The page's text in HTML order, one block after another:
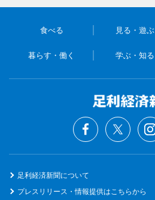
食べる 見る・遊ぶ
暮らす・働く 学ぶ・知る
足利経済新聞について
プレスリリース・情報提供はこちらから